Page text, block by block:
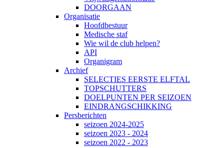
DOORGAAN
Organisatie
Hoofdbestuur
Medische staf
Wie wil de club helpen?
API
Organigram
Archief
SELECTIES EERSTE ELFTAL
TOPSCHUTTERS
DOELPUNTEN PER SEIZOEN
EINDRANGSCHIKKING
Persberichten
seizoen 2024-2025
seizoen 2023 - 2024
seizoen 2022 - 2023